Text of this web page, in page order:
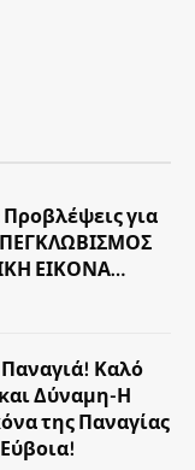
για
ΕΙΚΟΝΑ…
Καλό
Δύναμη-Η
της Παναγίας